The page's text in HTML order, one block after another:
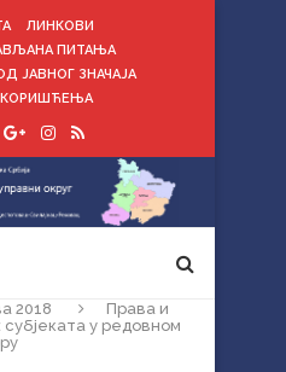
ЛИНКОВИ
ПИТАЊА
ЈАВНОГ ЗНАЧАЈА
2018
Права и
у редовном